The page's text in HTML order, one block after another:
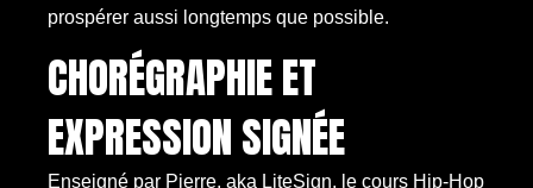
prospérer aussi longtemps que possible.
CHORÉGRAPHIE ET
EXPRESSION SIGNÉE
Enseigné par Pierre, aka LiteSign, le cours Hip-Hop